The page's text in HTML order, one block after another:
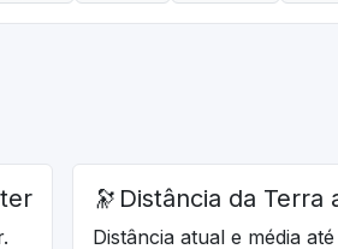
🔭 Distância da Terra
Distância atual e média